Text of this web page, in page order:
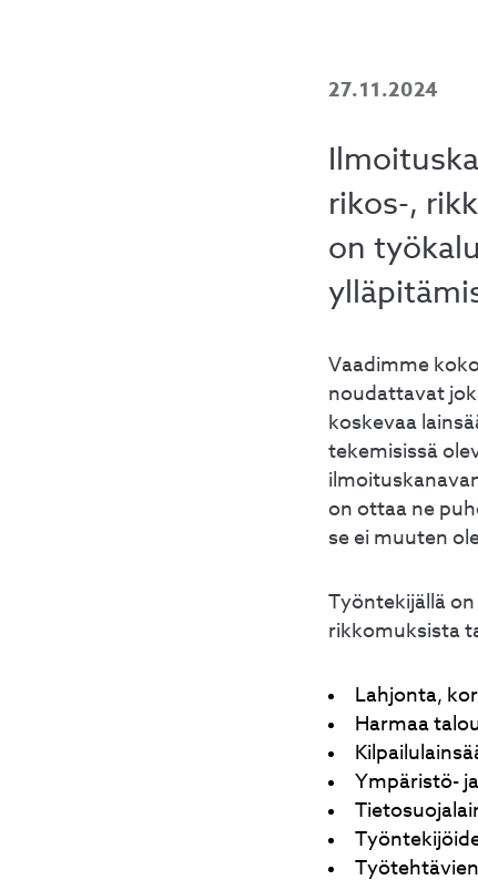
27.11.2024
rikos-,
on
Vaadimme
noudattavat
koskevaa
tekemisissä
on ottaa ne
se ei muuten
Työntekijällä
rikkomuksista
Lahjonta,
Harmaa
Ympäristö-